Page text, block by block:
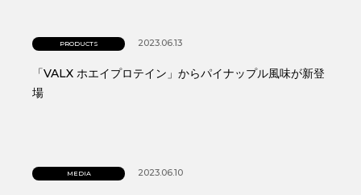
PRODUCTS 2023.06.13
「VALX ホエイプロテイン」からパイナップル風味が新登
場
MEDIA 2023.06.10